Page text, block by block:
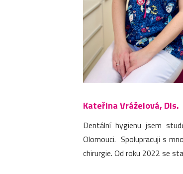
Kateřina Vráželová, Dis.
Dentální hygienu jsem
Olomouci. Spolupracuji s
chirurgie. Od roku 2022 se